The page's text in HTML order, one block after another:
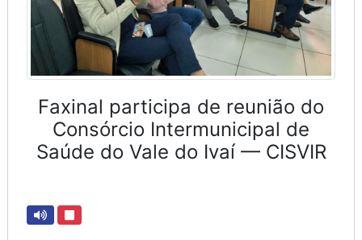
Faxinal participa de reunião do
Consórcio Intermunicipal de
Saúde do Vale do Ivaí — CISVIR